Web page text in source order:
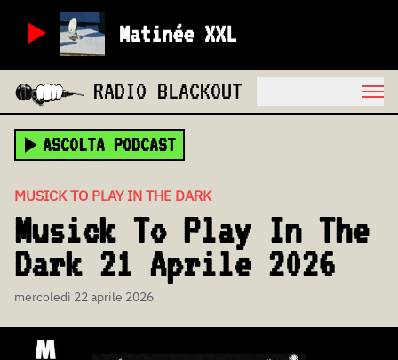
Matinée XXL
RADIO BLACKOUT
ASCOLTA PODCAST
MUSICK TO PLAY IN THE DARK
Musick To Play In The
Dark 21 Aprile 2026
mercoledì 22 aprile 2026